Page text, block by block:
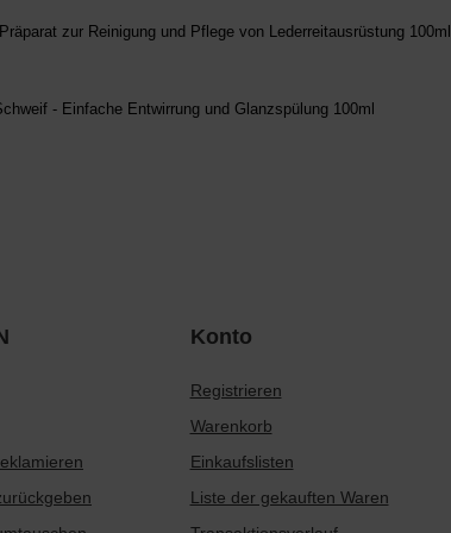
zur Reinigung und Pflege von Lederreitausrüstung 100ml
- Einfache Entwirrung und Glanzspülung 100ml
Konto
Registrieren
Warenkorb
Einkaufslisten
Liste der gekauften Waren